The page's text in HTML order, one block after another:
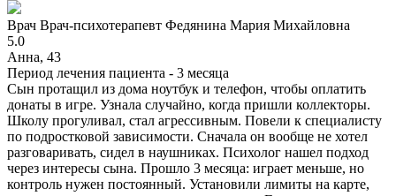
Врач Врач-психотерапевт Федянина Мария Михайловна
5.0
Анна, 43
Период лечения пациента - 3 месяца
Сын протащил из дома ноутбук и телефон, чтобы оплатить
донаты в игре. Узнала случайно, когда пришли коллекторы.
Школу прогуливал, стал агрессивным. Повели к специалисту
по подростковой зависимости. Сначала он вообще не хотел
разговаривать, сидел в наушниках. Психолог нашел подход
через интересы сына. Прошло 3 месяца: играет меньше, но
контроль нужен постоянный. Установили лимиты на карте,